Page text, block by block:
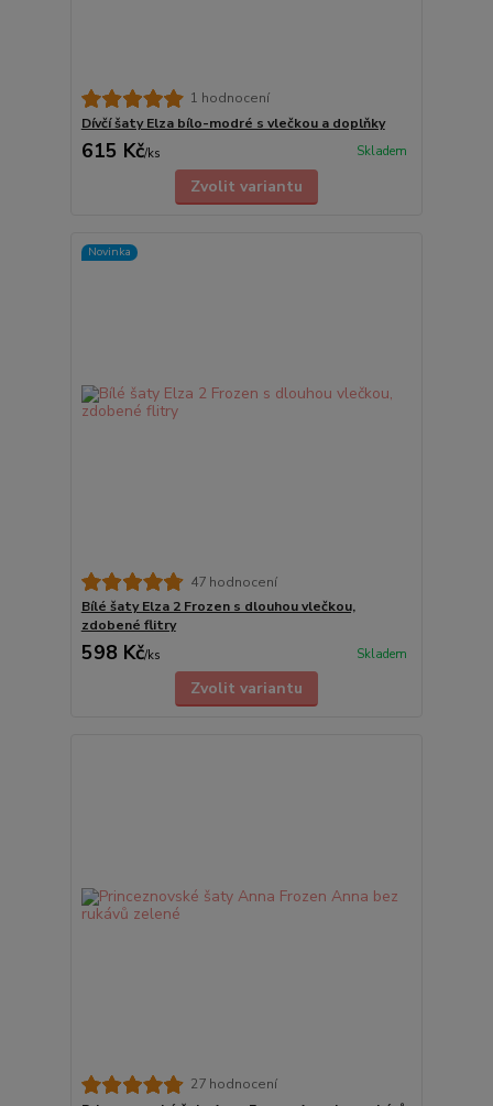
1 hodnocení
Dívčí šaty Elza bílo-modré s vlečkou a doplňky
615 Kč/ks Skladem
Zvolit variantu
Novinka
47 hodnocení
Bílé šaty Elza 2 Frozen s dlouhou vlečkou,
zdobené flitry
598 Kč/ks Skladem
Zvolit variantu
27 hodnocení